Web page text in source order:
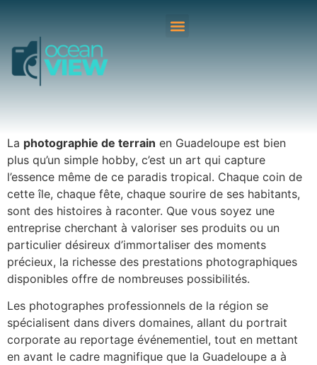
La photographie de terrain en Guadeloupe est bien
plus qu’un simple hobby, c’est un art qui capture
l’essence même de ce paradis tropical. Chaque coin de
cette île, chaque fête, chaque sourire de ses habitants,
sont des histoires à raconter. Que vous soyez une
entreprise cherchant à valoriser ses produits ou un
particulier désireux d’immortaliser des moments
précieux, la richesse des prestations photographiques
disponibles offre de nombreuses possibilités.
Les photographes professionnels de la région se
spécialisent dans divers domaines, allant du portrait
corporate au reportage événementiel, tout en mettant
en avant le cadre magnifique que la Guadeloupe a à